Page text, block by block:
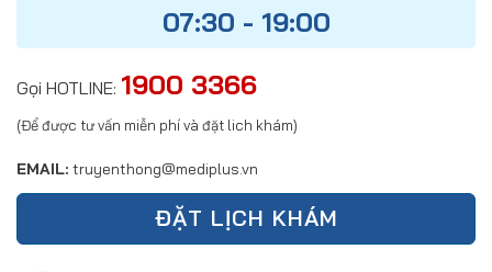
07:30 - 19:00
Gọi HOTLINE: 1900 3366
(Để được tư vấn miễn phí và đặt lich khám)
EMAIL: truyenthong@mediplus.vn
ĐẶT LỊCH KHÁM